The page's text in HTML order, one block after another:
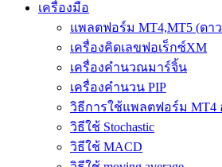
เครื่องมือ
แพลตฟอร์ม MT4,MT5 (ดา
เครื่องคิดเลขฟอเร็กซ์XM
เครื่องคำนวณมาร์จิ้น
เครื่องคำนวน PIP
วิธีการใช้แพลตฟอร์ม MT4
วิธีใช้ Stochastic
วิธีใช้ MACD